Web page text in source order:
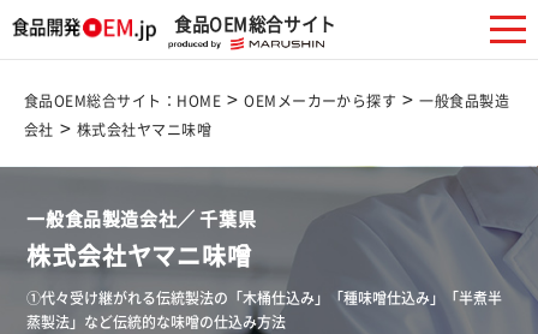
食品OEM総合サイト
食品OEM総合サイト：HOME >OEMメーカーから探す >一般食品製造
会社 > 株式会社ヤマニ味噌
一般食品製造会社／ 千葉県
株式会社ヤマニ味噌
①代々受け継がれる伝統製法の「木桶仕込み」「種味噌仕込み」「半煮半
蒸製法」など伝統的な味噌の仕込み方法